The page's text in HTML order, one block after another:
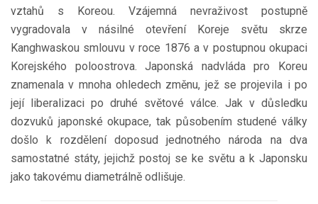
vztahů s Koreou. Vzájemná nevraživost postupně
vygradovala v násilné otevření Koreje světu skrze
Kanghwaskou smlouvu v roce 1876 a v postupnou okupaci
Korejského poloostrova. Japonská nadvláda pro Koreu
znamenala v mnoha ohledech změnu, jež se projevila i po
její liberalizaci po druhé světové válce. Jak v důsledku
dozvuků japonské okupace, tak působením studené války
došlo k rozdělení doposud jednotného národa na dva
samostatné státy, jejichž postoj se ke světu a k Japonsku
jako takovému diametrálně odlišuje.